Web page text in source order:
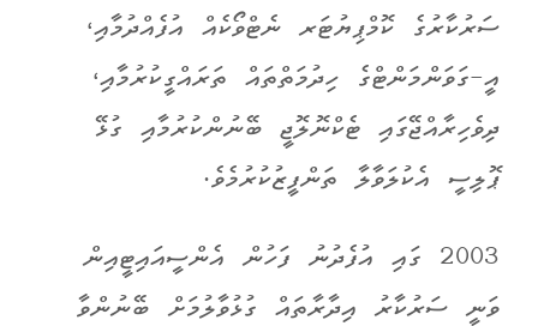
ސަރުކާރުގެ ކޮމްޕިޔުޓަރ ނެޓްވޯކެއް އުފެއްދުމާއި،
އީ-ގަވަންމަންޓްގެ ހިދުމަތްތައް ތަރައްގީކުރުމާއި،
ދިވެހިރާއްޖޭގައި ޓެކްނޮލޮޖީ ބޭނުންކުރުމާއި ގުޅޭ
ޕޮލިސީ އެކުލަވާލާ ތަންފީޒުކުރުމެވެ.
2003 ގައި އުފެދުނު ފަހުން އެންސީއައިޓީއިން
ވަނީ ސަރުކާރު އިދާރާތައް ގުޅުވާލުމަށް ބޭނުންވާ